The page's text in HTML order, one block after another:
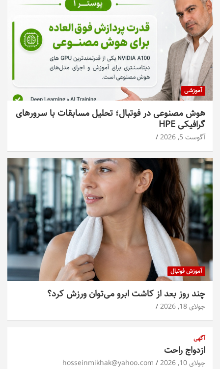
آموزشی
هوش مصنوعی در فوتبال؛ تحلیل مسابقات با سرورهای
گرافیکی HPE
آگوست 5, 2026
آموزش فوتبال
چند روز بعد از کاشت ابرو می‌توان ورزش کرد؟
جولای 18, 2026
آگهی
ازدواج راحت
جولای 10, 2026 hosseinmikhak@yahoo.com